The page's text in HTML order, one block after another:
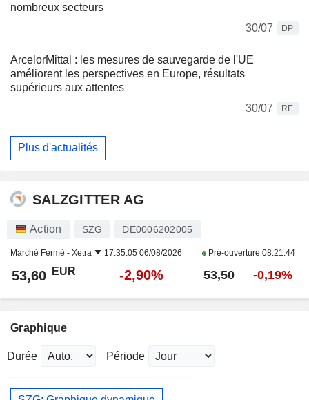
nombreux secteurs
30/07
DP
ArcelorMittal : les mesures de sauvegarde de l'UE
améliorent les perspectives en Europe, résultats
supérieurs aux attentes
30/07
RE
Plus d'actualités
SALZGITTER AG
Action SZG DE0006202005
Marché Fermé - Xetra 17:35:05 06/08/2026 Pré-ouverture 08:21:44
53,60 EUR -2,90% 53,50 -0,19%
Graphique
Durée Période